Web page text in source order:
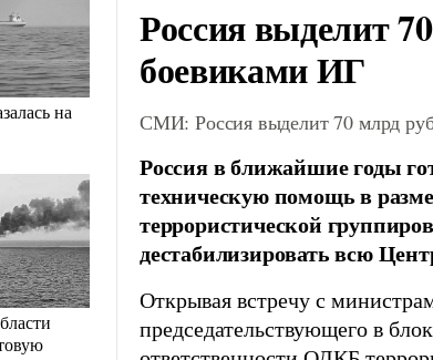
на
Россия выделит
боевиками ИГ
СМИ: Россия выделит 70 млрд
Россия в ближайшие годы
техническую помощь в
террористической
дестабилизировать всю
Открывая встречу с
председательствующего в